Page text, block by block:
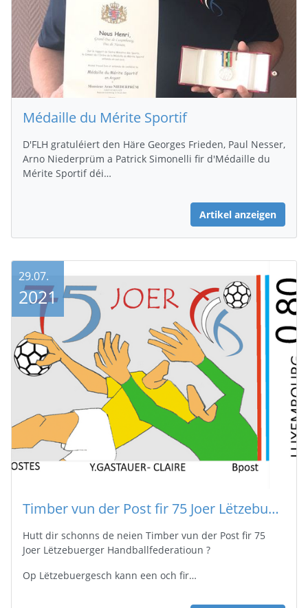
Médaille du Mérite Sportif
D'FLH gratuléiert den Häre Georges Frieden, Paul Nesser,
Arno Niederprüm a Patrick Simonelli fir d'Médaille du
Mérite Sportif déi…
Artikel anzeigen
Timber vun der Post fir 75 Joer Lëtzebuerger Handballfederatioun
Hutt dir schonns de neien Timber vun der Post fir 75
Joer Lëtzebuerger Handballfederatioun ?
Op Lëtzebuergesch kann een och fir…
29.07.
2021